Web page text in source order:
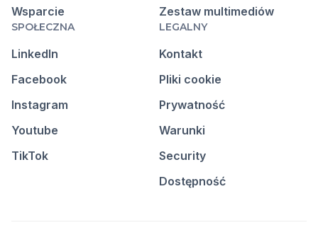
Wsparcie
Zestaw multimediów
SPOŁECZNA
LinkedIn
Facebook
Instagram
Youtube
TikTok
LEGALNY
Kontakt
Pliki cookie
Prywatność
Warunki
Security
Dostępność